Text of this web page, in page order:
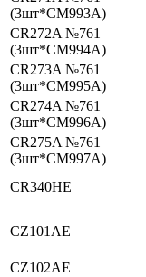
(3шт*CM993A)
CR272A №761
(3шт*CM994A)
CR273A №761
(3шт*CM995A)
CR274A №761
(3шт*CM996A)
CR275A №761
(3шт*CM997A)
CR340HE
CZ101AE
CZ102AE